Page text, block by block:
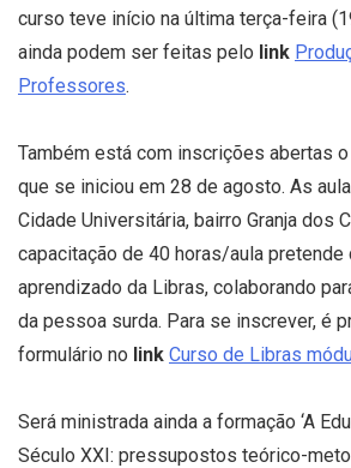
curso teve início na última terça-feira
ainda podem ser feitas pelo link
Professores.
Também está com inscrições abertas o
que se iniciou em 28 de agosto. As
Cidade Universitária, bairro Granja dos
capacitação de 40 horas/aula pretende
aprendizado da Libras, colaborando
da pessoa surda. Para se inscrever, é
formulário no link Curso de Libras
Será ministrada ainda a formação ‘A
Século XXI: pressupostos teórico-